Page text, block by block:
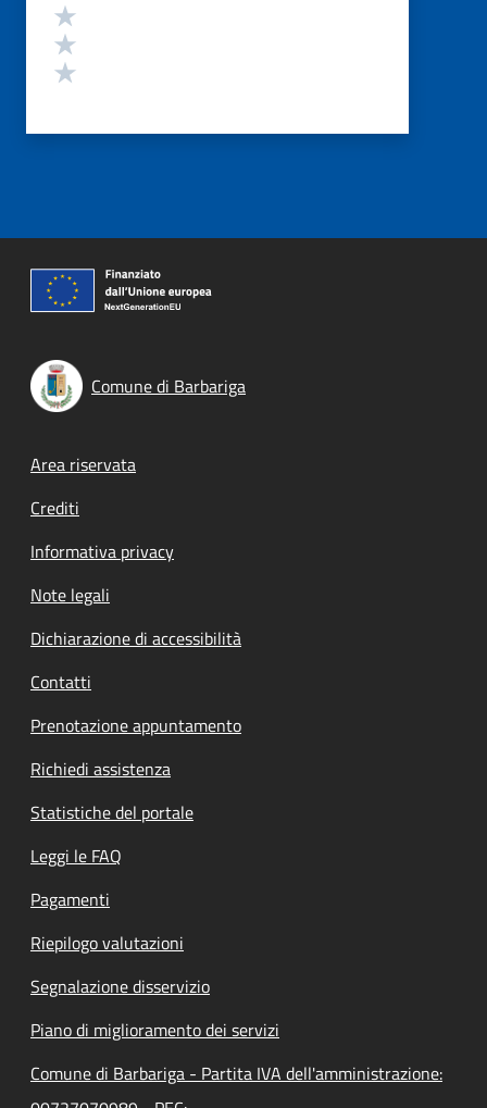
Comune di Barbariga
Footer menu
Area riservata
Crediti
Informativa privacy
Note legali
Dichiarazione di accessibilità
Contatti
Prenotazione appuntamento
Richiedi assistenza
Statistiche del portale
Leggi le FAQ
Pagamenti
Riepilogo valutazioni
Segnalazione disservizio
Piano di miglioramento dei servizi
Comune di Barbariga - Partita IVA dell'amministrazione: